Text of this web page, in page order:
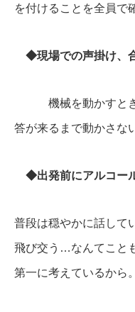
を付けることを全員で
◆現場での声掛け、
機械を動かすとき
答が来るまで動かさな
◆出発前にアルコー
普段は穏やかに話して
飛び交う…なんてこと
第一に考えているから。